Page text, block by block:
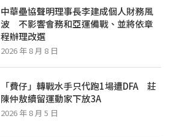
中華壘協聲明理事長李建成個人財務風
波 不影響會務和亞運備戰、並將依章
程辦理改選
2026 年 8 月 8 日
「費仔」轉戰水手只代跑1場遭DFA 莊
陳仲敖續留運動家下放3A
2026 年 8 月 5 日